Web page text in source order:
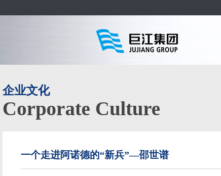
企业文化
Corporate Culture
一个走进阿诺德的“新兵”—邵世谱